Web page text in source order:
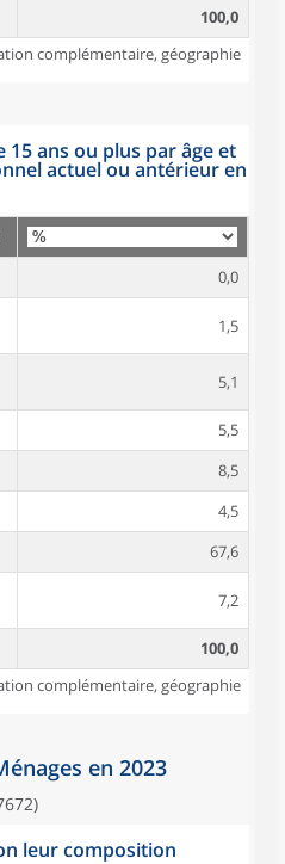
100,0
complémentaire, géographie
15 ans ou plus par âge et
actuel ou antérieur en
0,0
1,5
5,1
5,5
8,5
4,5
67,6
7,2
100,0
complémentaire, géographie
en 2023
leur composition